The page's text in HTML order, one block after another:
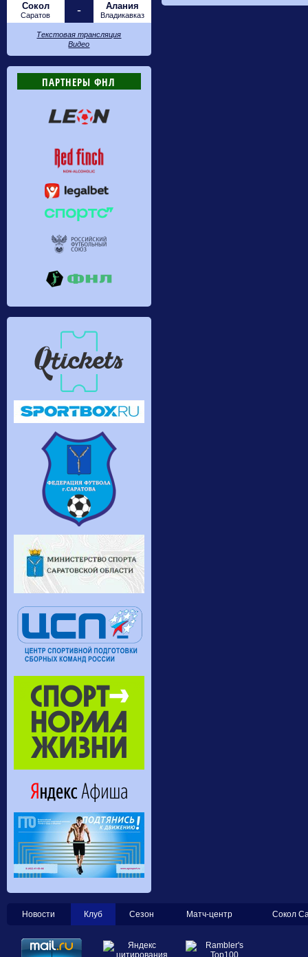
Сокол
Саратов - Алания
Владикавказ
Текстовая трансляция
Видео
ПАРТНЕРЫ ФНЛ
Новости Клуб Сезон Матч-центр Сокол